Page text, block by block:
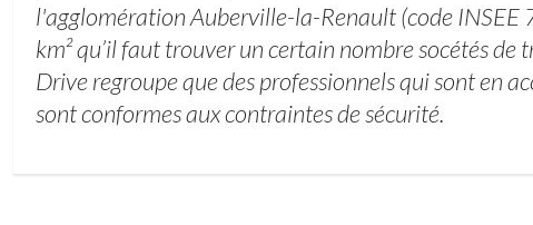
l'agglomération Auberville-la-Renault (code
km² qu’il faut trouver un certain nombre socétés de
Drive regroupe que des professionnels qui sont en
sont conformes aux contraintes de sécurité.